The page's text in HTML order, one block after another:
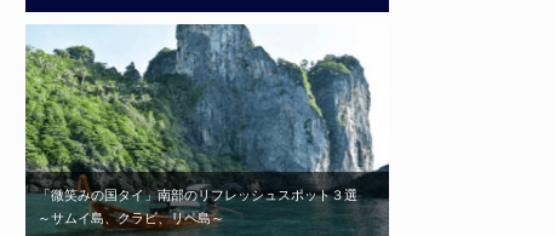
「微笑みの国タイ」南部のリフレッシュスポット３選
～サムイ島、クラビ、リペ島～